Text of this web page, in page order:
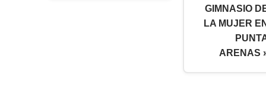
GIMNASIO
LA MUJER
ARENAS